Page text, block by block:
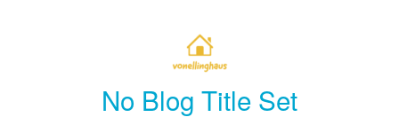
No Blog Title Set